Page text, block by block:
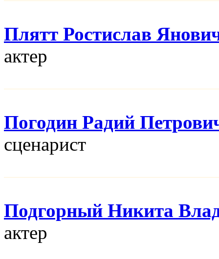
Плятт Ростислав
актер
Погодин Радий
сценарист
Подгорный Никита
актер